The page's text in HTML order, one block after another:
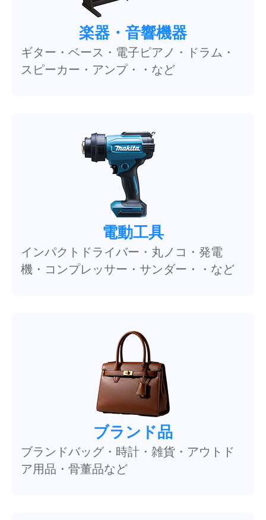
楽器・音響機器
ギター・ベース・電子ピアノ・ドラム・
スピーカー・アンプ・・など
電動工具
インパクトドライバー・丸ノコ・発電
機・コンプレッサー・サンダー・・など
ブランド品
ブランドバッグ・時計・雑貨・アウトド
ア用品・骨董品など